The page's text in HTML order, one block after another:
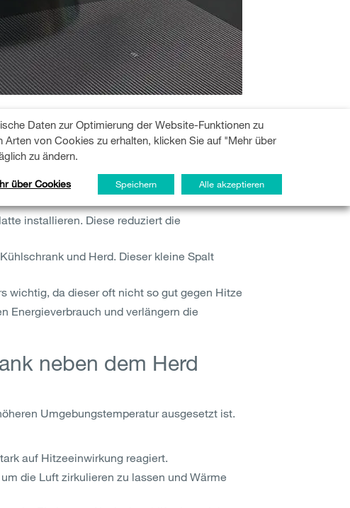
notwendig?
unbedingt an eine Isolierung denken, um die
installieren. Diese reduziert die
und Herd. Dieser kleine Spalt
wichtig, da dieser oft nicht so gut gegen Hitze
Energieverbrauch und verlängern die
neben dem Herd
Umgebungstemperatur ausgesetzt ist.
auf Hitzeeinwirkung reagiert.
die Luft zirkulieren zu lassen und Wärme
Daten zur Optimierung der Website-Funktionen zu
von Cookies zu erhalten, klicken Sie auf "Mehr über
zu ändern.
über Cookies Speichern Alle akzeptieren